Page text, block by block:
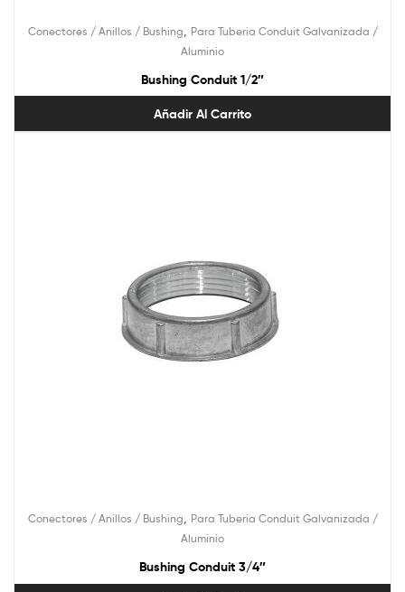
Conectores / Anillos / Bushing
Para Tuberia Conduit Galvanizada /
Aluminio
Bushing Conduit 1/2″
Añadir Al Carrito
Conectores / Anillos / Bushing
Para Tuberia Conduit Galvanizada /
Aluminio
Bushing Conduit 3/4″